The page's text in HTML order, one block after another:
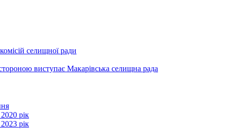
селищної ради
виступає Макарівська селищна рада
рік
рік